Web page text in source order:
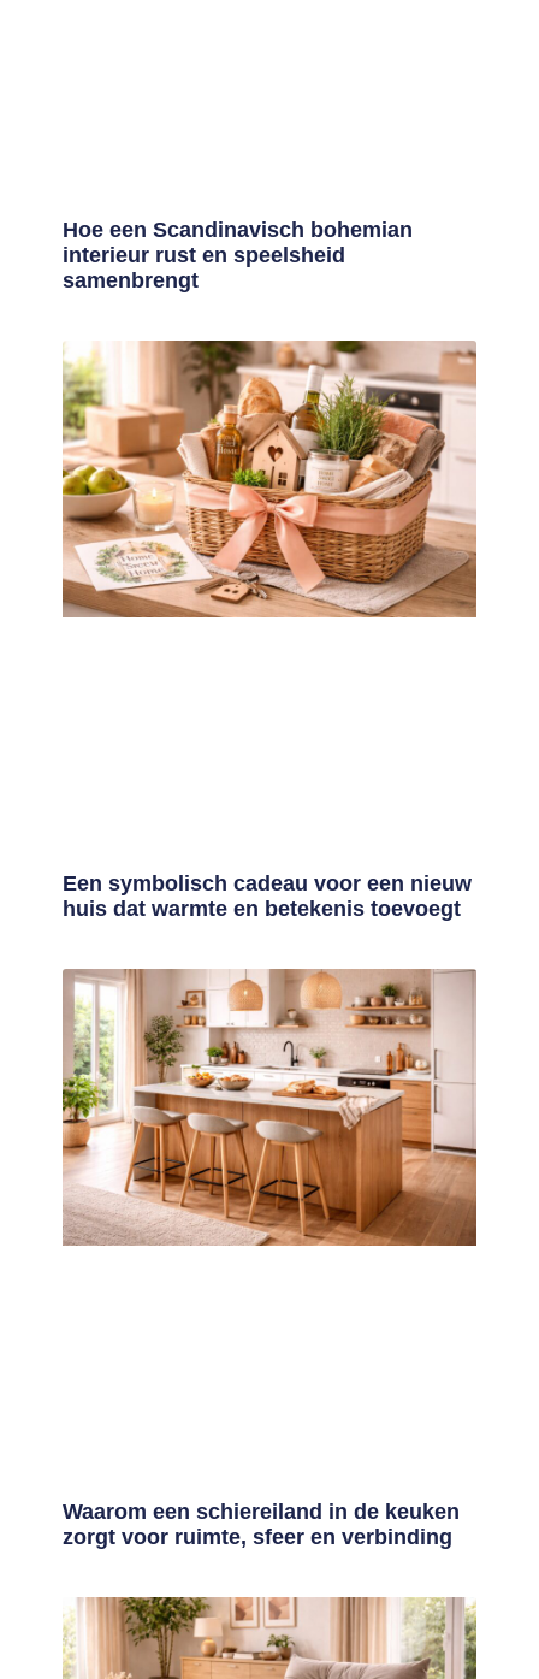
Hoe een Scandinavisch bohemian
interieur rust en speelsheid
samenbrengt
Een symbolisch cadeau voor een nieuw
huis dat warmte en betekenis toevoegt
Waarom een schiereiland in de keuken
zorgt voor ruimte, sfeer en verbinding